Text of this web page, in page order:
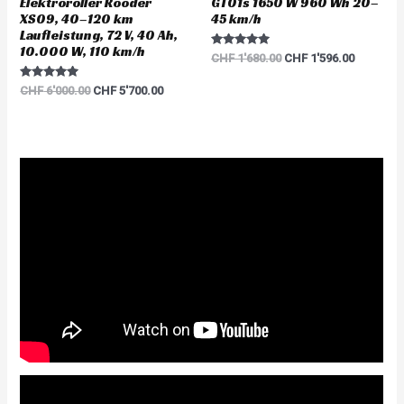
XS09, 40–120 km
Laufleistung, 72 V, 40 Ah,
10.000 W, 110 km/h
Rated
5.00
CHF6'000.00 CHF5'700.00
45 km/h
Rated
5.00
CHF1'680.00 CHF1'596.00